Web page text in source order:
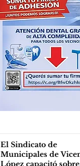
El Sindicato de
Municipales de
López capacitó sobre